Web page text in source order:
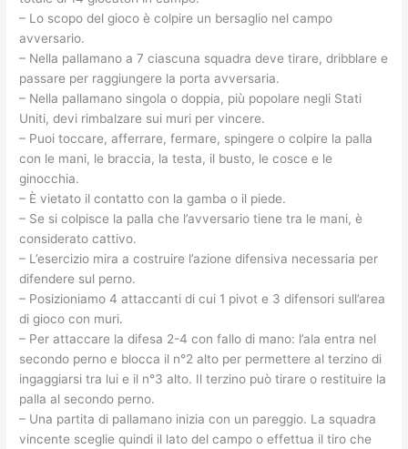
– Lo scopo del gioco è colpire un bersaglio nel campo
avversario.
– Nella pallamano a 7 ciascuna squadra deve tirare, dribblare e
passare per raggiungere la porta avversaria.
– Nella pallamano singola o doppia, più popolare negli Stati
Uniti, devi rimbalzare sui muri per vincere.
– Puoi toccare, afferrare, fermare, spingere o colpire la palla
con le mani, le braccia, la testa, il busto, le cosce e le
ginocchia.
– È vietato il contatto con la gamba o il piede.
– Se si colpisce la palla che l’avversario tiene tra le mani, è
considerato cattivo.
– L’esercizio mira a costruire l’azione difensiva necessaria per
difendere sul perno.
– Posizioniamo 4 attaccanti di cui 1 pivot e 3 difensori sull’area
di gioco con muri.
– Per attaccare la difesa 2-4 con fallo di mano: l’ala entra nel
secondo perno e blocca il n°2 alto per permettere al terzino di
ingaggiarsi tra lui e il n°3 alto. Il terzino può tirare o restituire la
palla al secondo perno.
– Una partita di pallamano inizia con un pareggio. La squadra
vincente sceglie quindi il lato del campo o effettua il tiro che